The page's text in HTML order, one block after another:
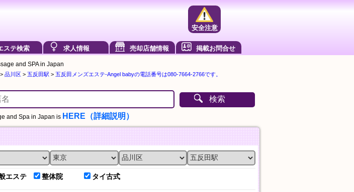
安全注意
ステ検索 求人情報 売却店舗情報 掲載お問合せ
and SPA in Japan
> 品川区 > 五反田駅 > 五反田メンズエステ-Angel babyの電話番号は080-7664-2766です。
検索
and Spa in Japan is HERE（詳細説明）
エステ 整体院 タイ古式